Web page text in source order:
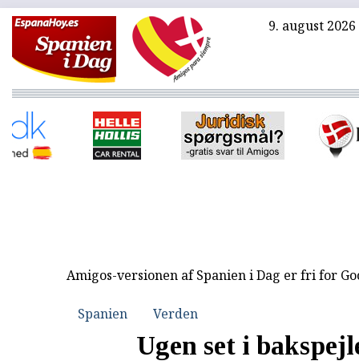
9. august 2026
Amigos-versionen af Spanien i Dag er fri for
Spanien Verden
Ugen set i